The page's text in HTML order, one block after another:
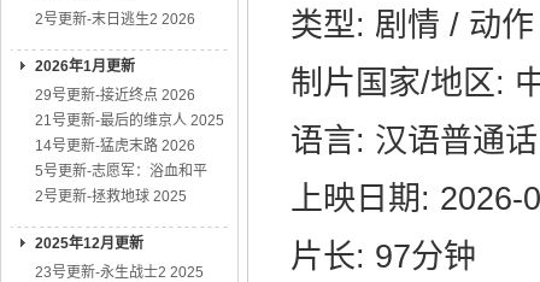
2号更新-末日逃生2 2026
2026年1月更新
29号更新-接近终点 2026
21号更新-最后的维京人 2025
14号更新-猛虎末路 2026
5号更新-志愿军：浴血和平
2号更新-拯救地球 2025
2025年12月更新
23号更新-永生战士2 2025
类型: 剧情 / 动
制片国家/地区:
语言: 汉语普通话
上映日期: 2026-
片长: 97分钟